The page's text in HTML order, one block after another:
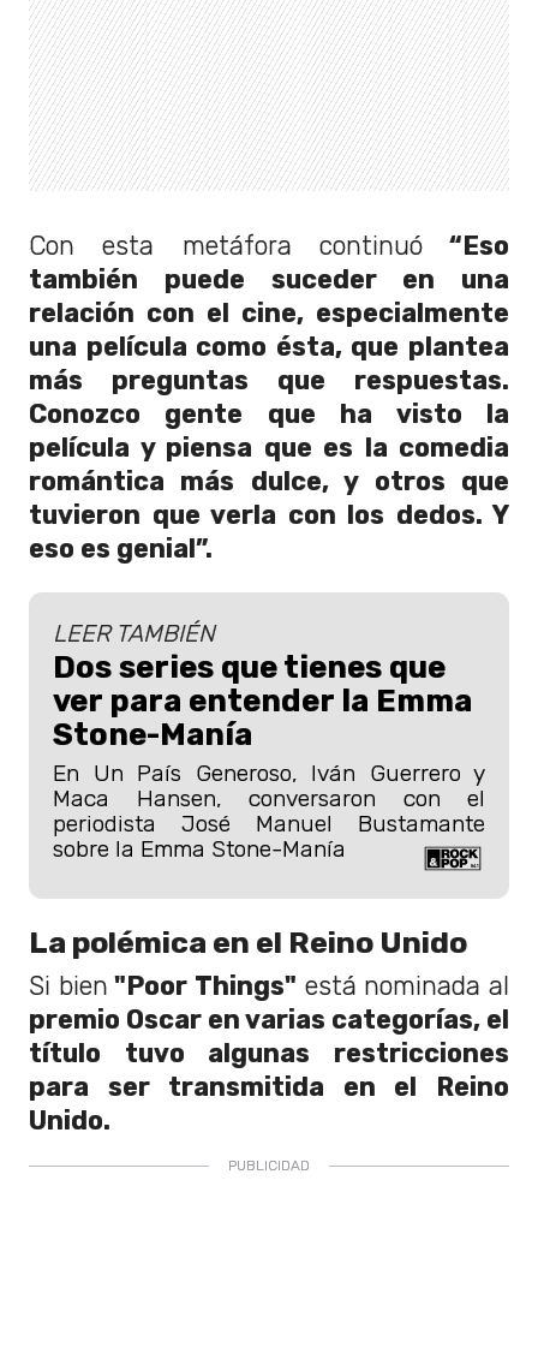
Con esta metáfora continuó“Eso
también puede suceder en una
relación con el cine, especialmente
una película como ésta, que plantea
más preguntas que respuestas.
Conozco gente que ha visto la
película y piensa que es la comedia
romántica más dulce, y otros que
tuvieron que verla con los dedos. Y
eso es genial”.
LEER TAMBIÉN
Dos series que tienes que
ver para entender la Emma
Stone-Manía
En Un País Generoso, Iván Guerrero y
Maca Hansen, conversaron con el
periodista José Manuel Bustamante
sobre la Emma Stone-Manía
La polémica en el Reino Unido
Si bien "Poor Things" está nominada al
premio Oscar en varias categorías, el
título tuvo algunas restricciones
para ser transmitida en el Reino
Unido.